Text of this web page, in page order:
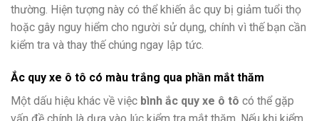
thường. Hiện tượng này có thể khiến ắc quy bị giảm tuổi thọ
hoặc gây nguy hiểm cho người sử dụng, chính vì thế bạn cần
kiểm tra và thay thế chúng ngay lập tức.
Ắc quy xe ô tô có màu trắng qua phần mắt thăm
Một dấu hiệu khác về việc bình ắc quy xe ô tô có thể gặp